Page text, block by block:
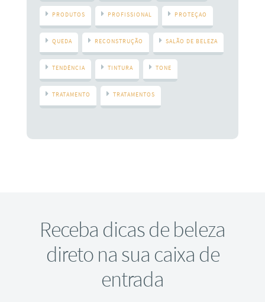
PRODUTOS PROFISSIONAL PROTEÇAO
QUEDA RECONSTRUÇÃO SALÃO DE BELEZA
TENDÊNCIA TINTURA TONE
TRATAMENTO TRATAMENTOS
Receba dicas de beleza
direto na sua caixa de
entrada